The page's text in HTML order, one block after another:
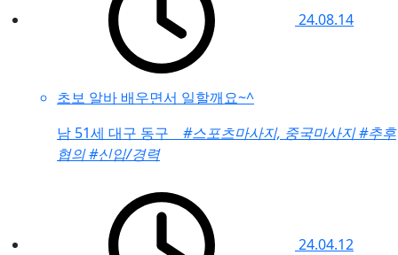
24.08.14
초보 알바 배우면서 일할깨요~^
남 51세 대구 동구 #스포츠마사지, 중국마사지#추후
협의#신입/경력
24.04.12